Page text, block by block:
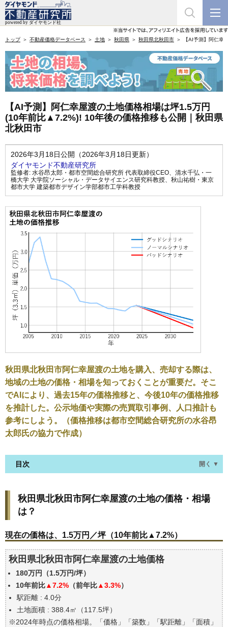
トップ 不動産価格データベース 土地 秋田県 秋田県北秋田市 【AI予測】阿仁
【AI予測】阿仁幸屋渡の土地価格相場は坪1.5万円
(10年前比▲7.2%)! 10年後の価格推移も公開｜秋田県
北秋田市
2026年3月18日公開（2026年3月18日更新）
ダイヤモンド不動産研究所
監修者: 水谷昂太郎・都市空間総合研究所 代表取締役CEO、 清水千弘・一
橋大学 大学院ソーシャル・データサイエンス研究科教授、 秋山祐樹・東京
都市大学 建築都市デザイン学部都市工学科教授
秋田県北秋田市阿仁幸屋渡の土地を購入、売却する際は、
地域の土地の価格・相場を知っておくことが重要だ。そこ
でAIにより、過去15年の価格推移と、今後10年の価格推移
を推計した。公示地価や実際の売買取引事例、人口推計も
参考にしよう。（価格推移は都市空間総合研究所の水谷昂
太郎氏の協力で作成）
目次 開く ▼
現在の価格は、1.5万円／坪（10年前比▲7.2%）
価格を詳細に分析しよう
駅からの徒歩距離で価格はどうなる？
秋田県北秋田市阿仁幸屋渡の土地の過去の売買事例
公示地価はいくら
エリアの将来性を人口予想から検討しよう
自分の年収でいくらの不動産が買える？
秋田県北秋田市阿仁幸屋渡の土地の価格・相場
は？
現在の価格は、1.5万円／坪（10年前比▲7.2%）
秋田県北秋田市阿仁幸屋渡の土地価格
180万円（1.5万円/坪）
10年前比▲7.2% （前年比▲3.3%）
駅距離 : 4.0分
土地面積 : 388.4㎡（117.5坪）
※2024年時点の価格相場。「価格」「築数」「駅距離」「面積」